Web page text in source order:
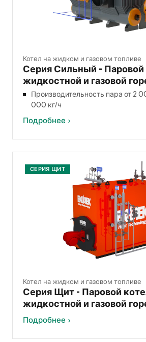
Котел на жидком и газовом топливе
Серия Сильный - Паровой
жидкостной и газовой
Производительность пара от 2
000 кг/ч
Подробнее ›
СЕРИЯ ЩИТ
Котел на жидком и газовом топливе
Серия Щит - Паровой
жидкостной и газовой
Подробнее ›